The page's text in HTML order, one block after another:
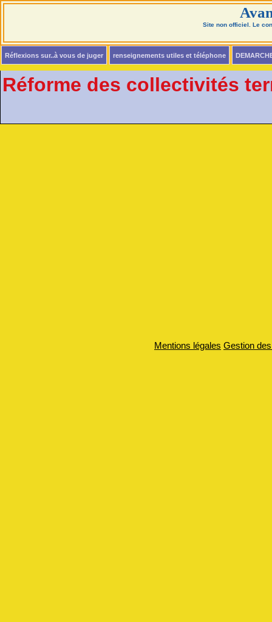
Site non officiel. Le
Réflexions sur..à vous de juger renseignements utiles et téléphone
Réforme des collectivités
Mentions légales Gestion